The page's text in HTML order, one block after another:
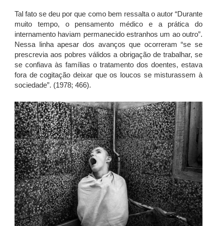
Tal fato se deu por que como bem ressalta o autor “Durante
muito tempo, o pensamento médico e a prática do
internamento haviam permanecido estranhos um ao outro”.
Nessa linha apesar dos avanços que ocorreram “se se
prescrevia aos pobres válidos a obrigação de trabalhar, se
se confiava às famílias o tratamento dos doentes, estava
fora de cogitação deixar que os loucos se misturassem à
sociedade”. (1978; 466).